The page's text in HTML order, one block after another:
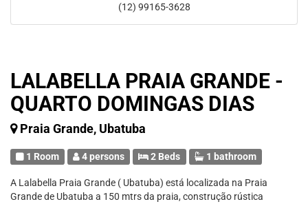
LALABELLA PRAIA GRANDE -
QUARTO DOMINGAS DIAS
Praia Grande, Ubatuba
1 Room 4 persons 2 Beds 1 bathroom
A Lalabella Praia Grande ( Ubatuba) está localizada na Praia
Grande de Ubatuba a 150 mtrs da praia, construção rústica
(12) 99165-3628